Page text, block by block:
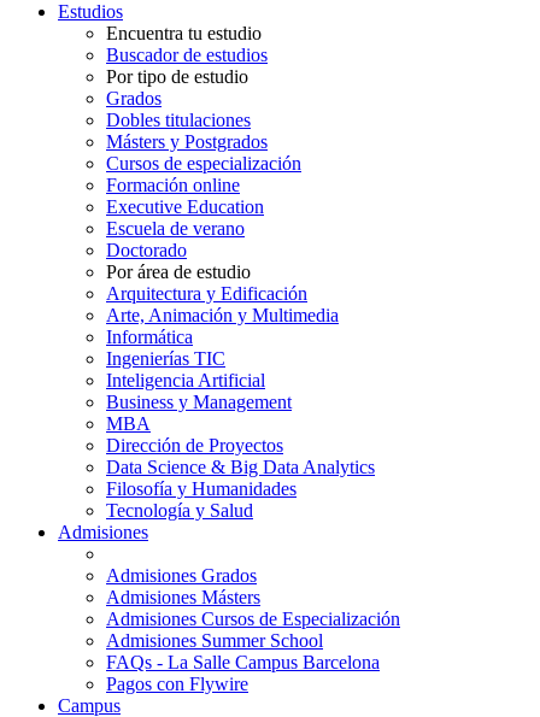
Estudios
Encuentra tu estudio
Buscador de estudios
Por tipo de estudio
Grados
Dobles titulaciones
Másters y Postgrados
Cursos de especialización
Formación online
Executive Education
Escuela de verano
Doctorado
Por área de estudio
Arquitectura y Edificación
Arte, Animación y Multimedia
Informática
Ingenierías TIC
Inteligencia Artificial
Business y Management
MBA
Dirección de Proyectos
Data Science & Big Data Analytics
Filosofía y Humanidades
Tecnología y Salud
Admisiones
Admisiones Grados
Admisiones Másters
Admisiones Cursos de Especialización
Admisiones Summer School
FAQs - La Salle Campus Barcelona
Pagos con Flywire
Campus